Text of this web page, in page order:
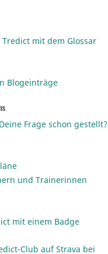
mit dem Glossar
Blogeinträge
Frage schon gestellt?
und Trainerinnen
mit einem Badge
Club auf Strava bei